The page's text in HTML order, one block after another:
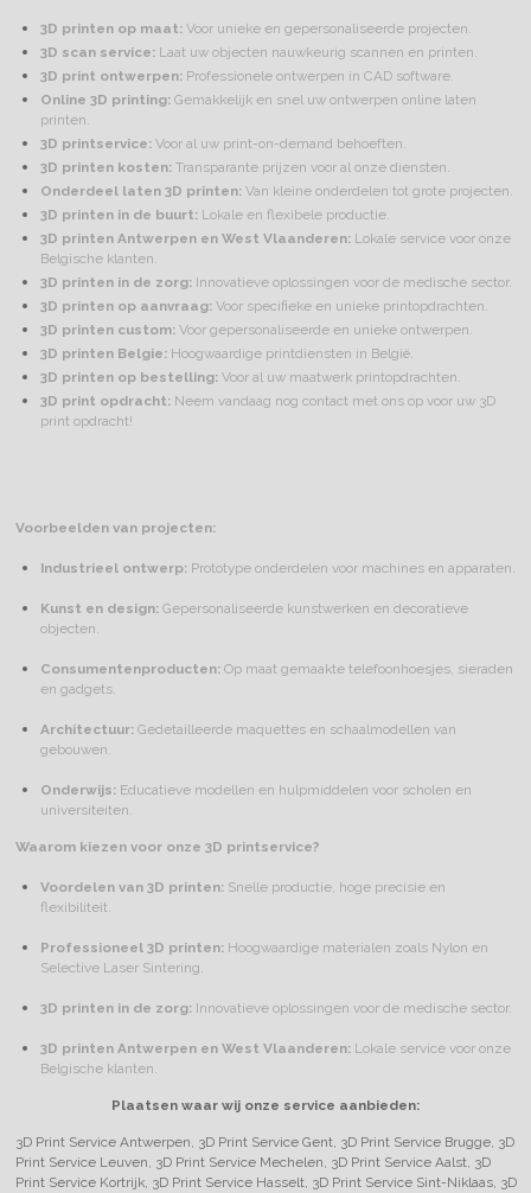
3D printen op maat:Voor unieke en gepersonaliseerde projecten.
3D scan service:Laat uw objecten nauwkeurig scannen en printen.
3D print ontwerpen:Professionele ontwerpen in CAD software.
Online 3D printing:Gemakkelijk en snel uw ontwerpen online laten
printen.
3D printservice:Voor al uw print-on-demand behoeften.
3D printen kosten:Transparante prijzen voor al onze diensten.
Onderdeel laten 3D printen:Van kleine onderdelen tot grote projecten.
3D printen in de buurt:Lokale en flexibele productie.
3D printen Antwerpen en West Vlaanderen:Lokale service voor onze
Belgische klanten.
3D printen in de zorg:Innovatieve oplossingen voor de medische sector.
3D printen op aanvraag:Voor specifieke en unieke printopdrachten.
3D printen custom:Voor gepersonaliseerde en unieke ontwerpen.
3D printen Belgie:Hoogwaardige printdiensten in België.
3D printen op bestelling:Voor al uw maatwerk printopdrachten.
3D print opdracht:Neem vandaag nog contact met ons op voor uw 3D
print opdracht!
Voorbeelden van projecten:
Industrieel ontwerp:Prototype onderdelen voor machines en apparaten.
Kunst en design:Gepersonaliseerde kunstwerken en decoratieve
objecten.
Consumentenproducten:Op maat gemaakte telefoonhoesjes, sieraden
en gadgets.
Architectuur:Gedetailleerde maquettes en schaalmodellen van
gebouwen.
Onderwijs:Educatieve modellen en hulpmiddelen voor scholen en
universiteiten.
Waarom kiezen voor onze 3D printservice?
Voordelen van 3D printen:Snelle productie, hoge precisie en
flexibiliteit.
Professioneel 3D printen:Hoogwaardige materialen zoals Nylon en
Selective Laser Sintering.
3D printen in de zorg:Innovatieve oplossingen voor de medische sector.
3D printen Antwerpen en West Vlaanderen:Lokale service voor onze
Belgische klanten.
Plaatsen waar wij onze service aanbieden:
3D Print Service Antwerpen, 3D Print Service Gent, 3D Print Service Brugge, 3D
Print Service Leuven, 3D Print Service Mechelen, 3D Print Service Aalst, 3D
Print Service Kortrijk, 3D Print Service Hasselt, 3D Print Service Sint-Niklaas, 3D